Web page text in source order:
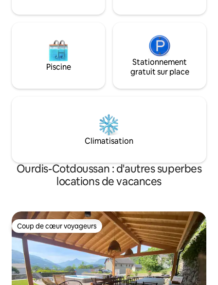
Piscine
Stationnement
gratuit sur place
Climatisation
Ourdis-Cotdoussan : d'autres superbes
locations de vacances
Coup de cœur voyageurs
Coup de cœur voyageurs